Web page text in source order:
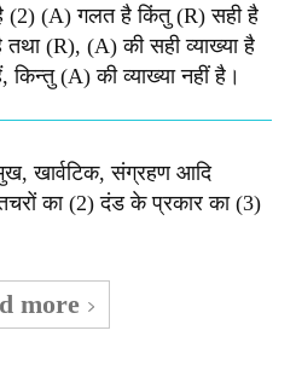
(2) (A) गलत है किंतु (R) सही है
(R), (A) की सही व्याख्या है
(A) की व्याख्या नहीं है।
खार्वटिक, संग्रहण आदि
का (2) दंड के प्रकार का (3)
more